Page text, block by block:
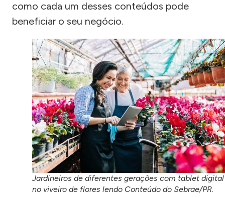
como cada um desses conteúdos pode
beneficiar o seu negócio.
Jardineiros de diferentes gerações com tablet digital
no viveiro de flores lendo Conteúdo do Sebrae/PR.